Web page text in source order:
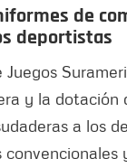
de
deportistas
y la dotación
a los